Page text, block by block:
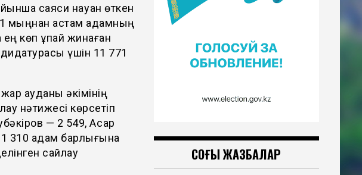
саяси науқан өткен
мыңнан астам адамның
көп ұпай жинаған
үшін 11 771
ауданы әкімінің
нәтижесі көрсетіп
— 2 549, Асқар
310 адам барлығына
сайлау
СОҢҒЫ ЖАЗБАЛАР